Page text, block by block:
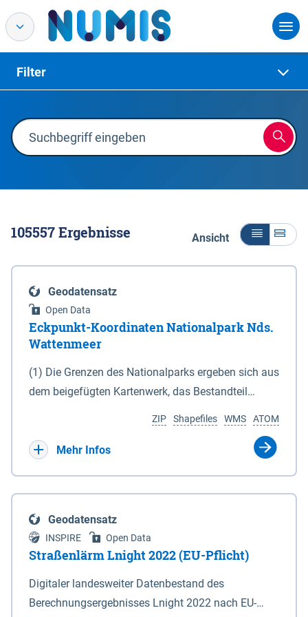
Filter
105557Ergebnisse Ansicht
Geodatensatz
Open Data
Eckpunkt-Koordinaten Nationalpark Nds.
Wattenmeer
(1) Die Grenzen des Nationalparks ergeben sich aus
dem beigefügten Kartenwerk, das Bestandteil
(DTK) im Maßstab 1 : 100 000 (Anlage 2), 2.
verkleinerte Amtliche Karte 1 : 5 000 (AK5) im
projizierte Koordinaten im Europäischen
Terrestrischen Referenzsystem 1989 (ETRS 89) mit
der Universalen Transversalen Mercator-Abbildung
bezogen auf die Zone 32 N (UTM 32N) dargestellt
(Anlage 4); Gleiches gilt für die geografischen
ATOM
WMS
Shapefiles
ZIP
Mehr Infos
Geodatensatz
INSPIRE Open Data
Straßenlärm Lnight 2022 (EU-Pflicht)
Digitaler landesweiter Datenbestand des
Berechnungsergebnisses Lnight 2022 nach EU-